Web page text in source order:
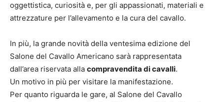
oggettistica, curiosità e, per gli appassionati, materiali e
attrezzature per l’allevamento e la cura del cavallo.
In più, la grande novità della ventesima edizione del
Salone del Cavallo Americano sarà rappresentata
dall’area riservata alla compravendita di cavalli.
Un motivo in più per visitare la manifestazione.
Per quanto riguarda le gare, al Salone del Cavallo